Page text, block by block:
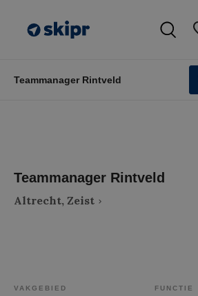
Teammanager Rintveld
Teammanager Rintveld
Altrecht, Zeist
VAKGEBIED FUNCTIE